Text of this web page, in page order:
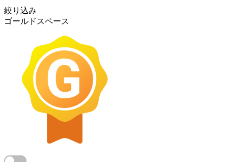
絞り込み
ゴールドスペース